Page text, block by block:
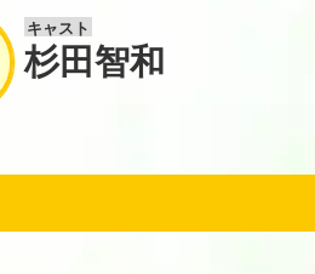
キャスト
杉田智和